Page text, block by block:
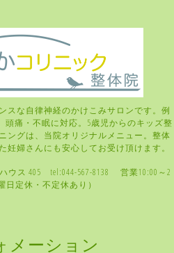
スな自律神経のかけこみサロンです。例
頭痛・不眠に対応。5歳児からのキッズ整
ングは、当院オリジナルメニュー。整体
婦さんにも安心してお受け頂けます。
ウス 405 tel:044-567-8138 営業10:00～2
日定休・不定休あり）
メーション